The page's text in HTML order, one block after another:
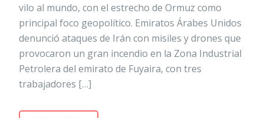
vilo al mundo, con el estrecho de Ormuz como
principal foco geopolítico. Emiratos Árabes Unidos
denunció ataques de Irán con misiles y drones que
provocaron un gran incendio en la Zona Industrial
Petrolera del emirato de Fuyaira, con tres
trabajadores […]